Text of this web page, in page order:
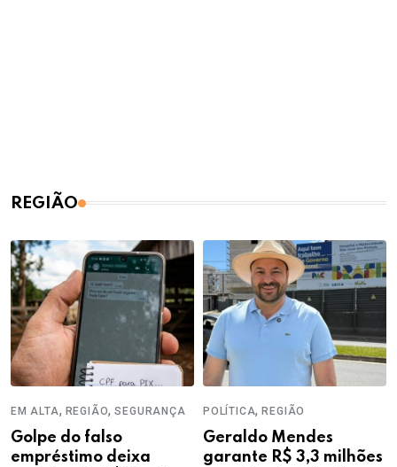
REGIÃO
EM ALTA, REGIÃO,SEGURANÇA
Golpe do falso
empréstimo deixa
POLÍTICA,REGIÃO
Geraldo Mendes
garante R$ 3,3 milhões